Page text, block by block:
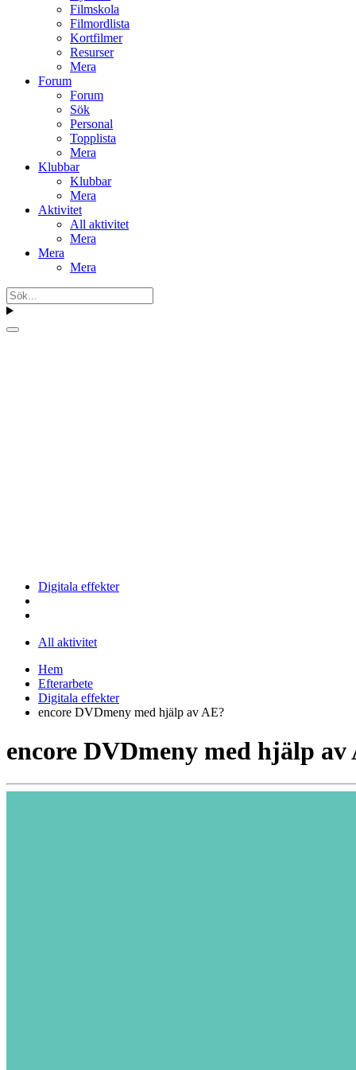
Filmskola
Filmordlista
Kortfilmer
Resurser
Mera
Forum
Forum
Sök
Personal
Topplista
Mera
Klubbar
Klubbar
Mera
Aktivitet
All aktivitet
Mera
Mera
Mera
Digitala effekter
All aktivitet
Hem
Efterarbete
Digitala effekter
encore DVDmeny med hjälp av AE?
encore DVDmeny med hjälp av